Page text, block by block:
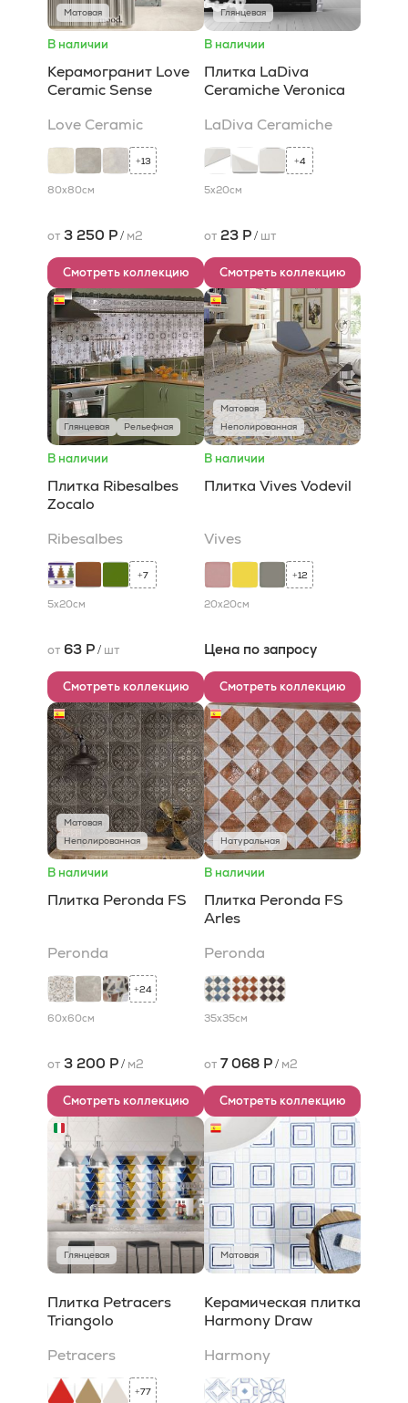
Матовая
В наличии
Керамогранит Love
Ceramic Sense
Love Ceramic
+13
80x80см
от 3 250 Р/ м2
Смотреть коллекцию
Глянцевая
В наличии
Плитка LaDiva
Сeramiche Veronica
LaDiva Сeramiche
+4
5x20см
от 23 Р/ шт
Смотреть коллекцию
Глянцевая Рельефная
В наличии
Плитка Ribesalbes
Zocalo
Ribesalbes
+7
5x20см
от 63 Р/ шт
Смотреть коллекцию
Матовая
Неполированная
В наличии
Плитка Vives Vodevil
Vives
+12
20x20см
Цена по запросу
Смотреть коллекцию
Матовая
Неполированная
В наличии
Плитка Peronda FS
Peronda
+24
60x60см
от 3 200 Р/ м2
Смотреть коллекцию
Натуральная
В наличии
Плитка Peronda FS
Arles
Peronda
35x35см
от 7 068 Р/ м2
Смотреть коллекцию
Глянцевая
Плитка Petracers
Triangolo
Petracers
+77
Матовая
Керамическая плитка
Harmony Draw
Harmony